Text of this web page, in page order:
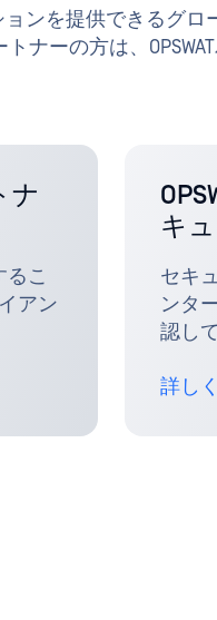
ョンを提供できるグロ
ナーの方は、
ナ
るこ
アン
キ
セキ
ンタ
認し
詳し